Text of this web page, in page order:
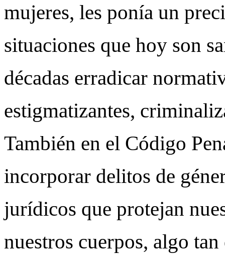
mujeres, les ponía un
situaciones que hoy son
décadas erradicar
estigmatizantes,
También en el Código
incorporar delitos de
jurídicos que protejan
nuestros cuerpos, algo